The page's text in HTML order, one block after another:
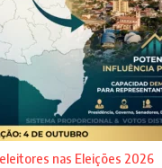
nas Eleições 2026